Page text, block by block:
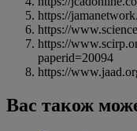
https://
https://
https://
paperid=20094
https://
Вас також